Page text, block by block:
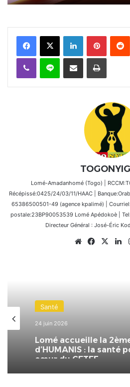
FacebookX Linkedin Pinterest
Viber Ligne Partager par email Imprimer
Lomé-Amadanhomé (Togo) |
Récépissé:0425/24/03/11/HAAC |
65386500501-49 (agence kpalimé) |
postale:23BP90053539 Lomé Apédokoè |
Directeur Général : José-Éric
Website X
Santé
24 juin 2026
Lomé accueille la
d’HUMANIS : la santé
cœur du CETEF